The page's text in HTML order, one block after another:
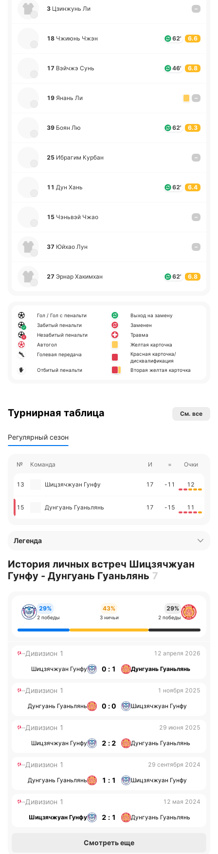
3 Цзи­нжунь Ли –
18 Чжиюнь Чжэн 62' 6.6
17 Вэйчжэ Сунь 46' 6.8
19 Янань Ли –
39 Боян Лю 62' 6.3
25 Ибра­гим Курбан –
11 Дун Хань 62' 6.4
15 Чэ­ньвэй Чжао –
37 Юйхао Лун –
27 Эрнар Ха­ки­мхан 62' 6.8
Гол / Гол с пенальти
Забитый пенальти
Незабитый пенальти
Автогол
Голевая передача
Отбитый пенальти
Выход на замену
Заменен
Травма
Желтая карточка
Красная карточка/
дисквалификация
Вторая желтая карточка
Турнирная таблица См. все
Регулярный сезон
№ Команда И = Очки
13 Шицзячжуан Гунфу 17 -11 12
15 Дунгуань Гуаньлянь 17 -15 11
Легенда
История личных встреч Шицзячжуан
Гунфу - Дунгуань Гуаньлянь 7
29%
2 победы
43%
3 ничьи
29%
2 победы
Дивизион 1 12 апреля 2026
Шицзячжуан Гунфу 0 : 1 Дунгуань Гуаньлянь
Дивизион 1 1 ноября 2025
Дунгуань Гуаньлянь 0 : 0 Шицзячжуан Гунфу
Дивизион 1 29 июня 2025
Шицзячжуан Гунфу 2 : 2 Дунгуань Гуаньлянь
Дивизион 1 29 сентября 2024
Дунгуань Гуаньлянь 1 : 1 Шицзячжуан Гунфу
Дивизион 1 12 мая 2024
Шицзячжуан Гунфу 2 : 1 Дунгуань Гуаньлянь
Смотреть еще